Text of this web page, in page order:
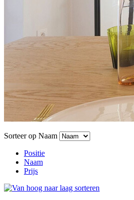
Sorteer op Naam
Positie
Naam
Prijs